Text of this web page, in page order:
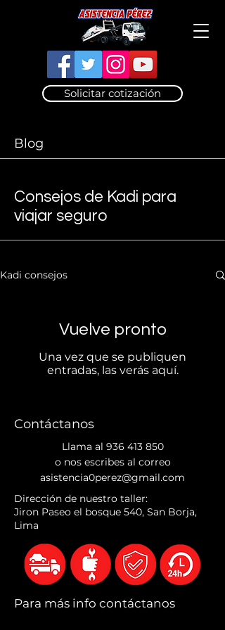
Solicitar cotización
Blog
Consejos de Kadi para
viajar seguro
Kadi consejos
Vuelve pronto
Una vez que se publiquen
entradas, las verás aquí.
Contáctanos
Llama al 936 413 850
o nos escribes al correo
asistencia0perez@gmail.com
Dirección de nuestro taller:
Jiron Paseo el bosque 540, San Borja,
Lima
Para más info contáctanos